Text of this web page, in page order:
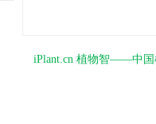
iPlant.cn 植物智——中国